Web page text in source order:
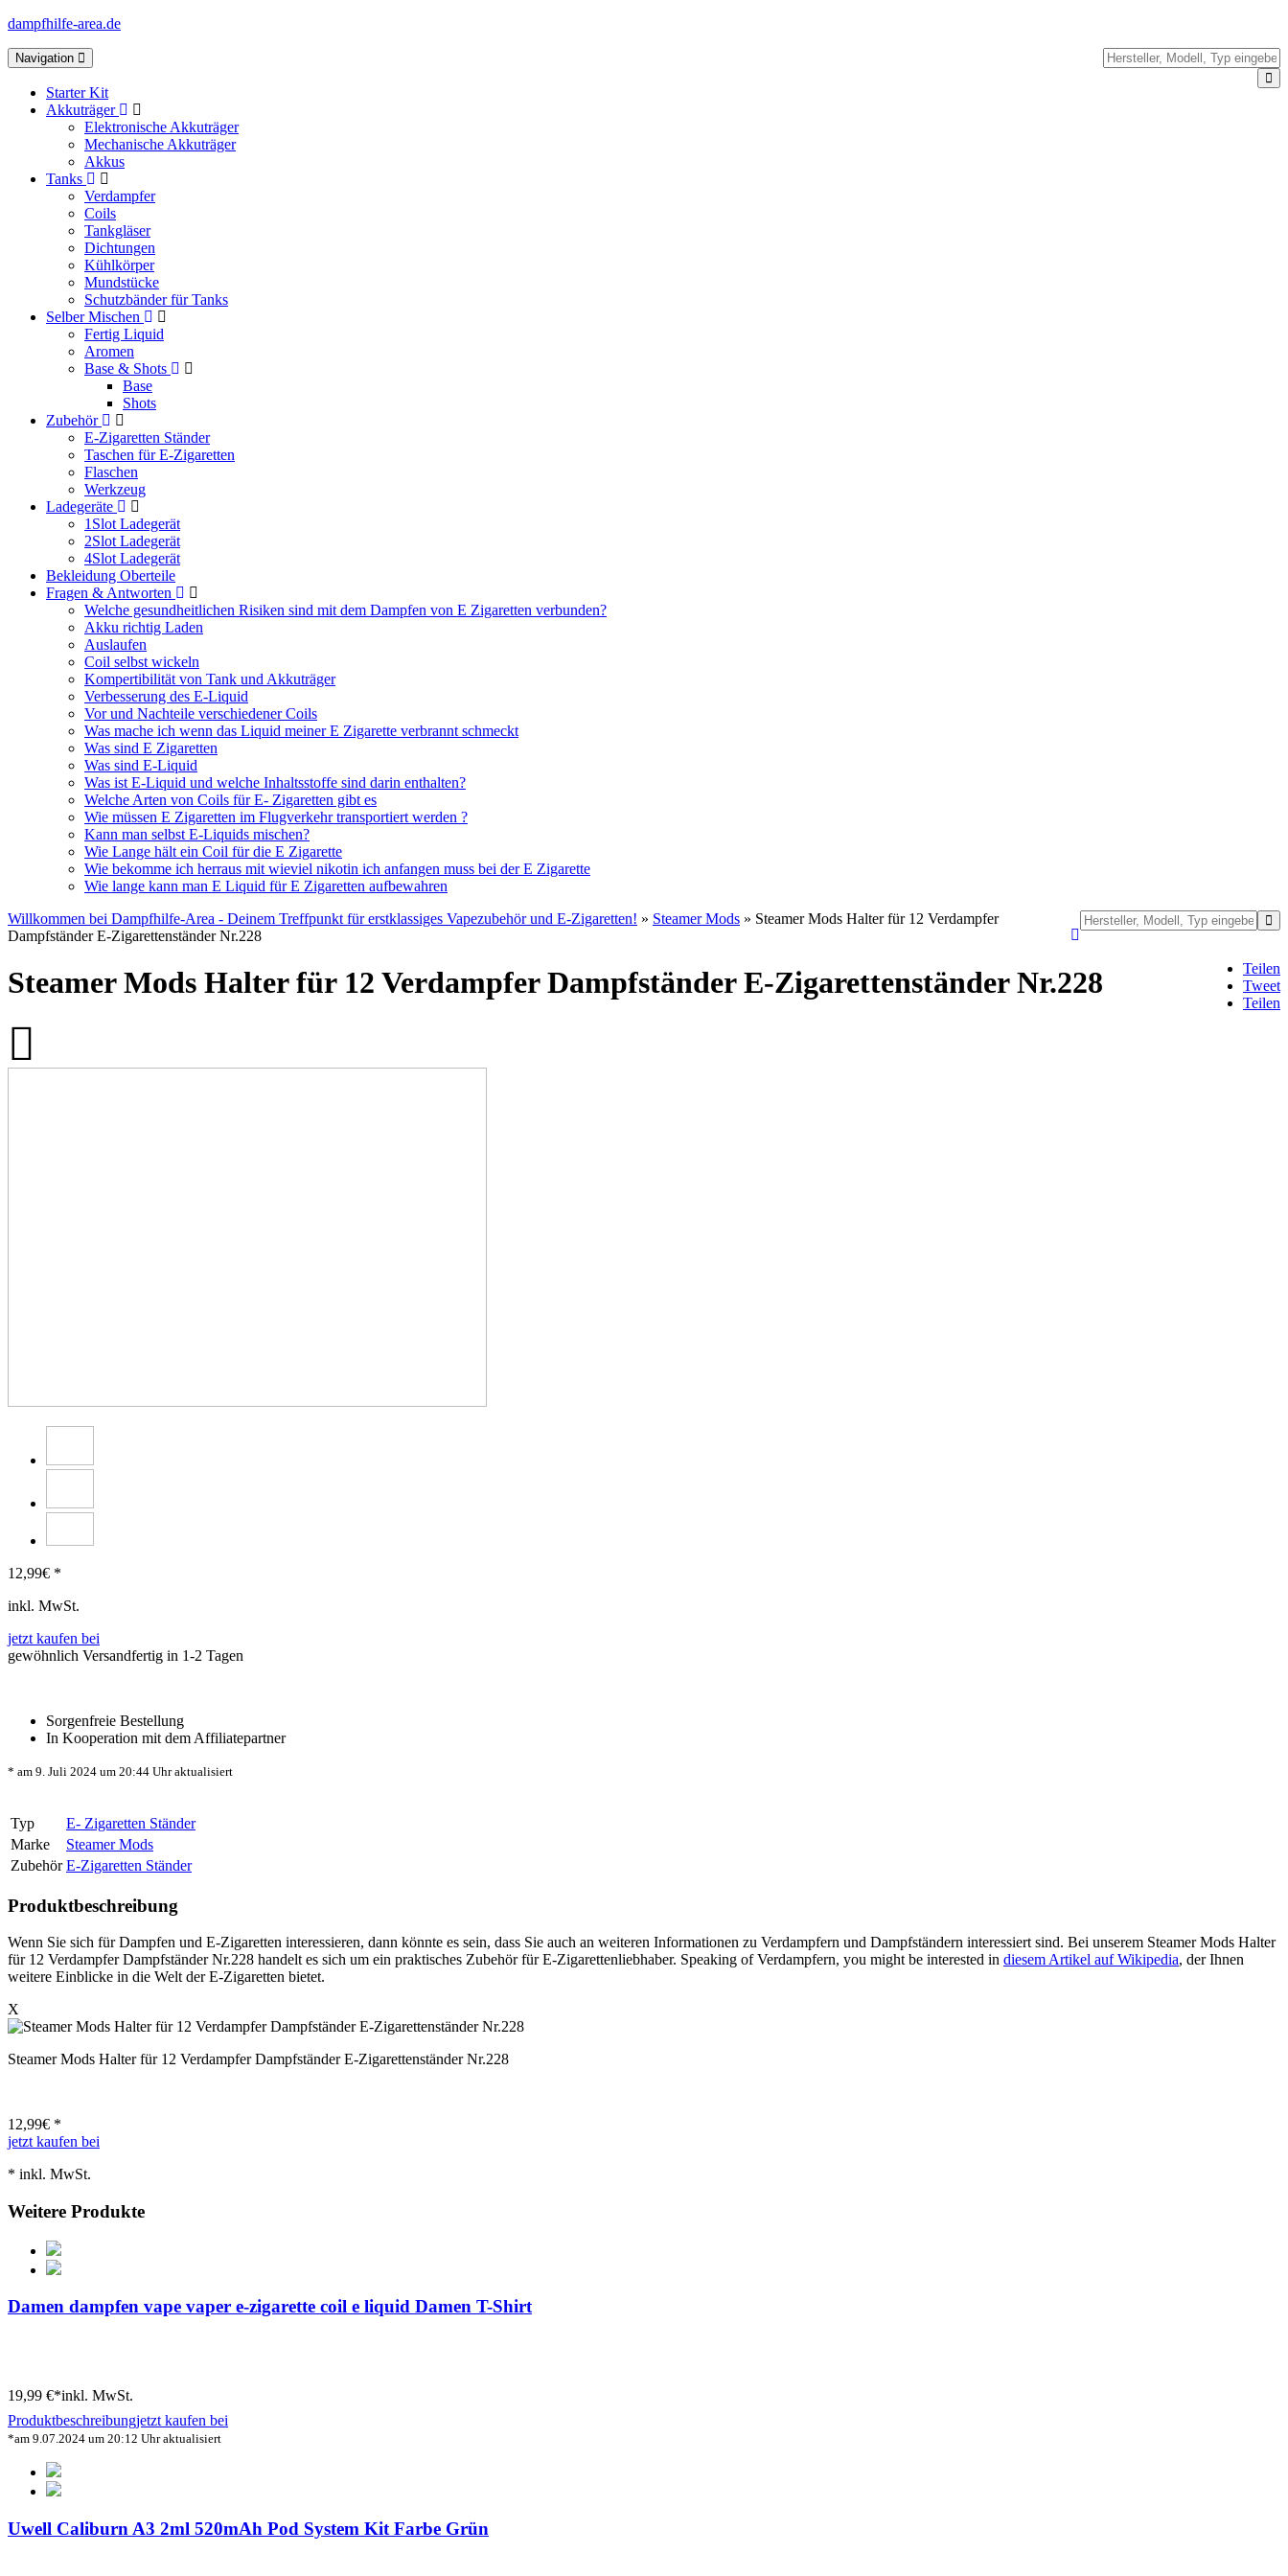
dampfhilfe-area.de
Toggle
navigation
Navigation
Starter Kit
Akkuträger
Elektronische Akkuträger
Mechanische Akkuträger
Akkus
Tanks
Verdampfer
Coils
Tankgläser
Dichtungen
Kühlkörper
Mundstücke
Schutzbänder für Tanks
Selber Mischen
Fertig Liquid
Aromen
Base & Shots
Base
Shots
Zubehör
E-Zigaretten Ständer
Taschen für E-Zigaretten
Flaschen
Werkzeug
Ladegeräte
1Slot Ladegerät
2Slot Ladegerät
4Slot Ladegerät
Bekleidung Oberteile
Fragen & Antworten
Welche gesundheitlichen Risiken sind mit dem Dampfen von E Zigaretten verbunden?
Akku richtig Laden
Auslaufen
Coil selbst wickeln
Kompertibilität von Tank und Akkuträger
Verbesserung des E-Liquid
Vor und Nachteile verschiedener Coils
Was mache ich wenn das Liquid meiner E Zigarette verbrannt schmeckt
Was sind E Zigaretten
Was sind E-Liquid
Was ist E-Liquid und welche Inhaltsstoffe sind darin enthalten?
Welche Arten von Coils für E- Zigaretten gibt es
Wie müssen E Zigaretten im Flugverkehr transportiert werden ?
Kann man selbst E-Liquids mischen?
Wie Lange hält ein Coil für die E Zigarette
Wie bekomme ich herraus mit wieviel nikotin ich anfangen muss bei der E Zigarette
Wie lange kann man E Liquid für E Zigaretten aufbewahren
Willkommen bei Dampfhilfe-Area - Deinem Treffpunkt für erstklassiges Vapezubehör und E-Zigaretten! » Steamer Mods » Steamer Mods Halter für 12 Verdampfer
Dampfständer E-Zigarettenständer Nr.228
Teilen
Tweet
Teilen
Steamer Mods Halter für 12 Verdampfer Dampfständer E-Zigarettenständer Nr.228
12,99€ *
inkl. MwSt.
jetzt kaufen bei
gewöhnlich Versandfertig in 1-2 Tagen
Sorgenfreie Bestellung
In Kooperation mit dem Affiliatepartner
* am 9. Juli 2024 um 20:44 Uhr aktualisiert
Typ
E- Zigaretten Ständer
Marke
Steamer Mods
Zubehör E-Zigaretten Ständer
Produktbeschreibung
Wenn Sie sich für Dampfen und E-Zigaretten interessieren, dann könnte es sein, dass Sie auch an weiteren Informationen zu Verdampfern und Dampfständern interessiert sind. Bei unserem Steamer Mods Halter
für 12 Verdampfer Dampfständer Nr.228 handelt es sich um ein praktisches Zubehör für E-Zigarettenliebhaber. Speaking of Verdampfern, you might be interested in diesem Artikel auf Wikipedia, der Ihnen
weitere Einblicke in die Welt der E-Zigaretten bietet.
X
Steamer Mods Halter für 12 Verdampfer Dampfständer E-Zigarettenständer Nr.228
12,99€ *
jetzt kaufen bei
* inkl. MwSt.
Weitere Produkte
Damen dampfen vape vaper e-zigarette coil e liquid Damen T-Shirt
19,99 €*inkl. MwSt.
Produktbeschreibungjetzt kaufen bei
*am 9.07.2024 um 20:12 Uhr aktualisiert
Uwell Caliburn A3 2ml 520mAh Pod System Kit Farbe Grün